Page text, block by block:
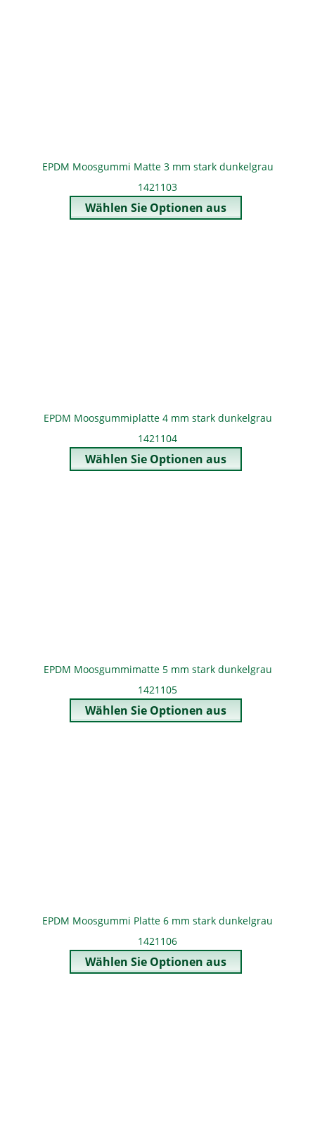
EPDM Moosgummi Matte 3 mm stark dunkelgrau
1421103
EPDM Moosgummiplatte 4 mm stark dunkelgrau
1421104
EPDM Moosgummimatte 5 mm stark dunkelgrau
1421105
EPDM Moosgummi Platte 6 mm stark dunkelgrau
1421106